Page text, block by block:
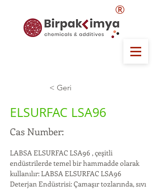
®
< Geri
ELSURFAC LSA96
Cas Number:
LABSA ELSURFAC LSA96 , çeşitli
endüstrilerde temel bir hammadde olarak
kullanılır: LABSA ELSURFAC LSA96
Deterjan Endüstrisi: Çamaşır tozlarında, sıvı